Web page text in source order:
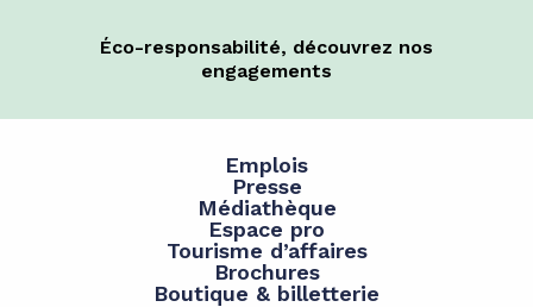
Éco-responsabilité, découvrez nos
engagements
Emplois
Presse
Médiathèque
Espace pro
Tourisme d’affaires
Brochures
Boutique & billetterie